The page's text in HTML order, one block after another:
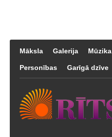
Māksla Galerija Mūzika
Personības Garīgā dzīve